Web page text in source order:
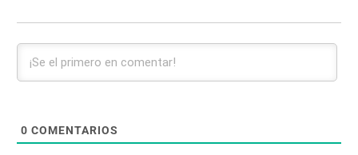
0 COMENTARIOS